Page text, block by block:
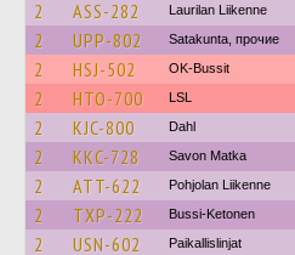
2 ASS-282 Laurilan Liikenne
2 UPP-802 Satakunta, прочие
2 HSJ-502 OK-Bussit
2 HTO-700 LSL
2 KJC-800 Dahl
2 KKC-728 Savon Matka
2 ATT-622 Pohjolan Liikenne
2 TXP-222 Bussi-Ketonen
2 USN-602 Paikallislinjat